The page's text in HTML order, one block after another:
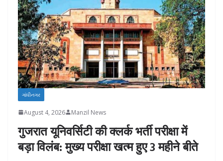
ગાંધીનગર
August 4, 2026 Manzil News
गुजरात यूनिवर्सिटी की क्लर्क भर्ती परीक्षा में
बड़ा विलंब: मुख्य परीक्षा खत्म हुए 3 महीने बीते